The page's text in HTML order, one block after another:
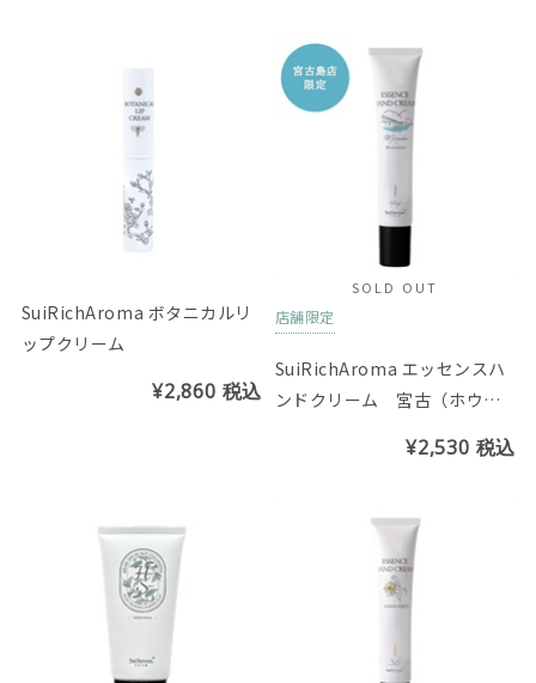
SuiRichAroma ボタニカルリ
ップクリーム
¥2,860 税込
SOLD OUT
店舗限定
SuiRichAroma エッセンスハ
ンドクリーム 宮古（ホウオ
¥2,530 税込